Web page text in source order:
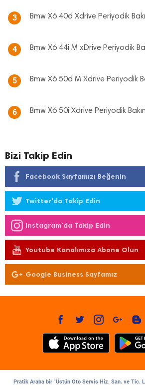
3 Bmw X6 40d Xdrive Periyodik
4 Bmw X6 44i M xDrive Periyodik
5 Bmw X6 50d M Xdrive Periyodik
6 Bmw X6 50i Xdrive Periyodik
Bizi Takip Edin
Facebook Sayfamızı Beğenin
Twitter'da Takip Edin
Instagram'da Takip Edin
Youtube Kanalımıza Abone Olun
Google Business Sayfamız
Pratik Araba bir "Üstün Oto Servis Hiz. San. ve Tic.